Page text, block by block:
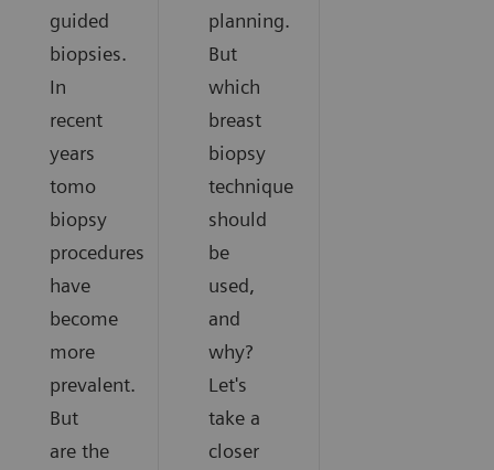
guided
biopsies.
In
recent
years
tomo
biopsy
procedures
have
become
more
prevalent.
But
are the
planning.
But
which
breast
biopsy
technique
should
be
used,
and
why?
Let's
take a
closer